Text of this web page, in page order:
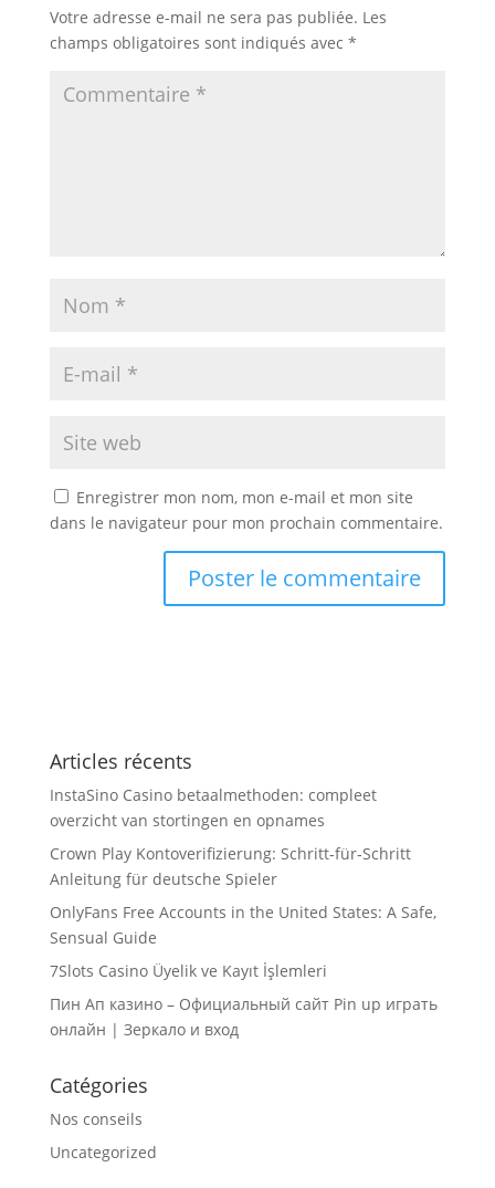
Votre adresse e-mail ne sera pas publiée. Les
champs obligatoires sont indiqués avec *
Enregistrer mon nom, mon e-mail et mon site
dans le navigateur pour mon prochain commentaire.
Articles récents
InstaSino Casino betaalmethoden: compleet
overzicht van stortingen en opnames
Crown Play Kontoverifizierung: Schritt‑für‑Schritt
Anleitung für deutsche Spieler
OnlyFans Free Accounts in the United States: A Safe,
Sensual Guide
7Slots Casino Üyelik ve Kayıt İşlemleri
Пин Ап казино – Официальный сайт Pin up играть
онлайн | Зеркало и вход
Catégories
Nos conseils
Uncategorized